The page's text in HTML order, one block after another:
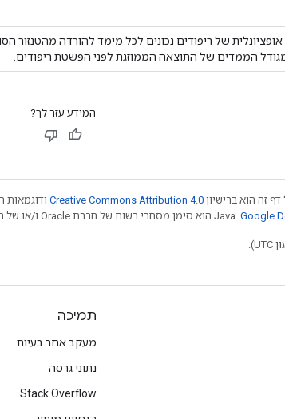
של ריפודים נכונים לכל מימד להורדה מהטנזור
הממדים של התוצאה הממוזגת לפני הפשטת ריפודים.
המידע עזר לך?
זה הוא ברישיון Creative Commons Attribution 4.0 ודוגמאות
תמיכה
מעקב אחר בעיות
נתוני גרסה
Stack Overflow